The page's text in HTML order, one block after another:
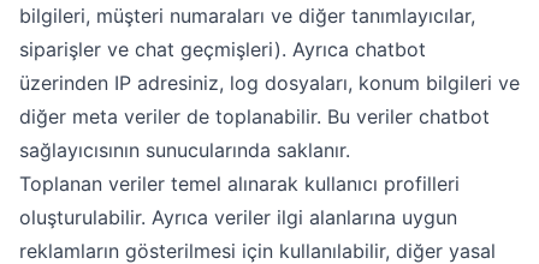
bilgileri, müşteri numaraları ve diğer tanımlayıcılar,
siparişler ve chat geçmişleri). Ayrıca chatbot
üzerinden IP adresiniz, log dosyaları, konum bilgileri ve
diğer meta veriler de toplanabilir. Bu veriler chatbot
sağlayıcısının sunucularında saklanır.
Toplanan veriler temel alınarak kullanıcı profilleri
oluşturulabilir. Ayrıca veriler ilgi alanlarına uygun
reklamların gösterilmesi için kullanılabilir, diğer yasal